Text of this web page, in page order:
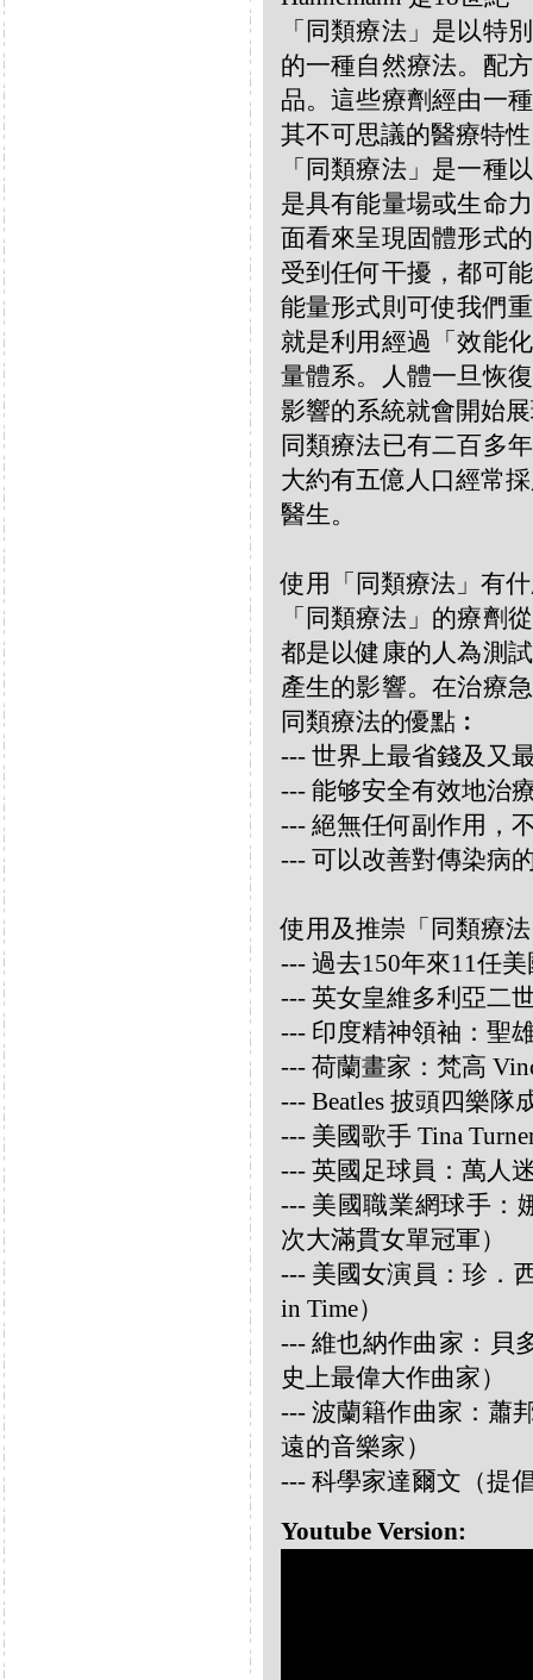
「同類療法」是以特
的一種自然療法。配
品。這些療劑經由一
其不可思議的醫療特
「同類療法」是一種
是具有能量場或生命
面看來呈現固體形式
受到任何干擾，都可
能量形式則可使我們
就是利用經過「效能
量體系。人體一旦恢
影響的系統就會開始
同類療法已有二百多
大約有五億人口經常
醫生。
使用「同類療法」有
「同類療法」的療劑
都是以健康的人為測
產生的影響。在治療
同類療法的優點︰
--- 世界上最省錢及又
--- 能够安全有效地治
--- 絕無任何副作用，
--- 可以改善對傳染病
使用及推崇「同類療
--- 過去150年來11任
--- 英女皇維多利亞二
--- 印度精神領袖：聖
--- 荷蘭畫家：梵高
--- Beatles 披頭四樂隊
--- 美國歌手 Tina
--- 英國足球員：萬人
--- 美國職業網球手：
次大滿貫女單冠軍）
--- 美國女演員：珍．
in Time）
--- 維也納作曲家：貝
史上最偉大作曲家）
--- 波蘭籍作曲家：蕭
遠的音樂家）
--- 科學家達爾文（提
Youtube Version: